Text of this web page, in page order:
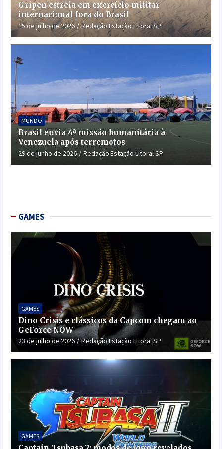
Gripen estreia em exercício militar
internacional fora do Brasil
15 de julho de 2026 Redação Estação Litoral SP
MUNDO
Brasil envia 4ª missão humanitária à
Venezuela após terremotos
29 de junho de 2026 Redação Estação Litoral SP
GAMES
GAMES
Dino Crisis e clássicos da Capcom chegam ao
GeForce NOW
23 de julho de 2026 Redação Estação Litoral SP
GAMES